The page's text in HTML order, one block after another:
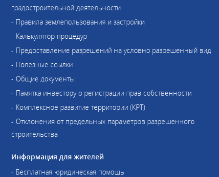
градостроительной деятельности
- Правила землепользования и застройки
- Калькулятор процедур
- Предоставление разрешений на условно разрешенный вид
- Полезные ссылки
- Общие документы
- Памятка инвестору о регистрации прав собственности
- Комплексное развитие территории (КРТ)
- Отклонения от предельных параметров разрешенного
строительства
Информация для жителей
- Бесплатная юридическая помощь